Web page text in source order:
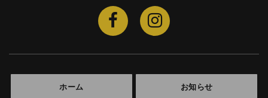
ホーム お知らせ